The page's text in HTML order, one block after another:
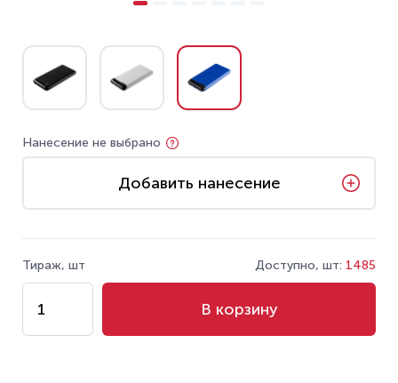
Нанесение не выбрано
Добавить нанесение
Тираж, шт Доступно, шт: 1485
В корзину